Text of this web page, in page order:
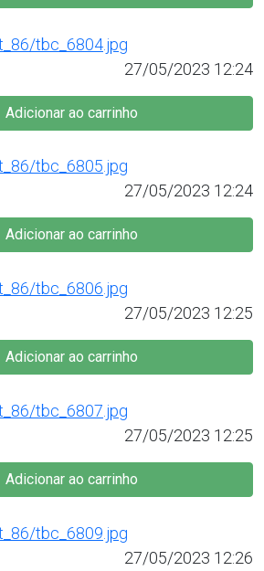
27/05/2023 12:24
Adicionar ao carrinho
27/05/2023 12:24
Adicionar ao carrinho
27/05/2023 12:25
Adicionar ao carrinho
27/05/2023 12:25
Adicionar ao carrinho
27/05/2023 12:26